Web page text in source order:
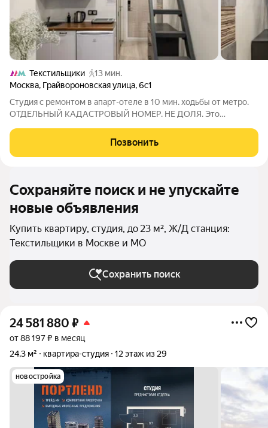
Текстильщики
13 мин.
Москва, Грайвороновская улица,6с1
Студия с ремонтом в апарт-отеле в 10 мин. ходьбы от метро.
ОТДЕЛЬНЫЙ КАДАСТРОВЫЙ НОМЕР. НЕ ДОЛЯ. Это
арендный бизнес с высоким доходом. Для собственного
проживания в стильном и полностью обустроенном
Позвонить
Сохраняйте поиск и не упускайте
новые объявления
Купить квартиру, студия, до 23 м², Ж/Д станция:
Текстильщики в Москве и МО
Сохранить поиск
24 581 880 ₽
от 88 197 ₽ в месяц
24,3 м²
квартира-студия 12 этаж из 29
новостройка